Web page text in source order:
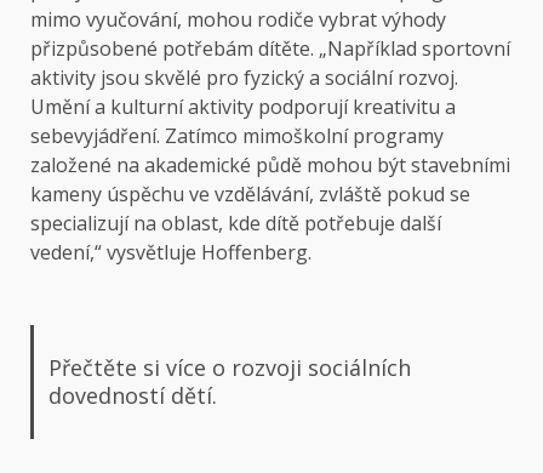
mimo vyučování, mohou rodiče vybrat výhody
přizpůsobené potřebám dítěte. „Například sportovní
aktivity jsou skvělé pro fyzický a sociální rozvoj.
Umění a kulturní aktivity podporují kreativitu a
sebevyjádření. Zatímco mimoškolní programy
založené na akademické půdě mohou být stavebními
kameny úspěchu ve vzdělávání, zvláště pokud se
specializují na oblast, kde dítě potřebuje další
vedení,“ vysvětluje Hoffenberg.
Přečtěte si více o rozvoji sociálních
dovedností dětí.